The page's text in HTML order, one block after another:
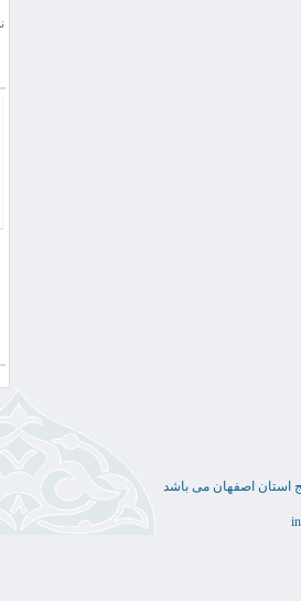
استان اصفهان می باشد